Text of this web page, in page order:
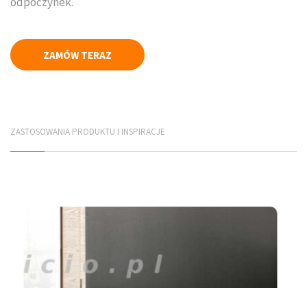
Płyty elewacyjne
Elementy infrastruktury drogowej
Jadar Śląsk
Galabeton Śląsk
ZAMÓW TERAZ
ZASTOSOWANIA PRODUKTU I INSPIRACJE